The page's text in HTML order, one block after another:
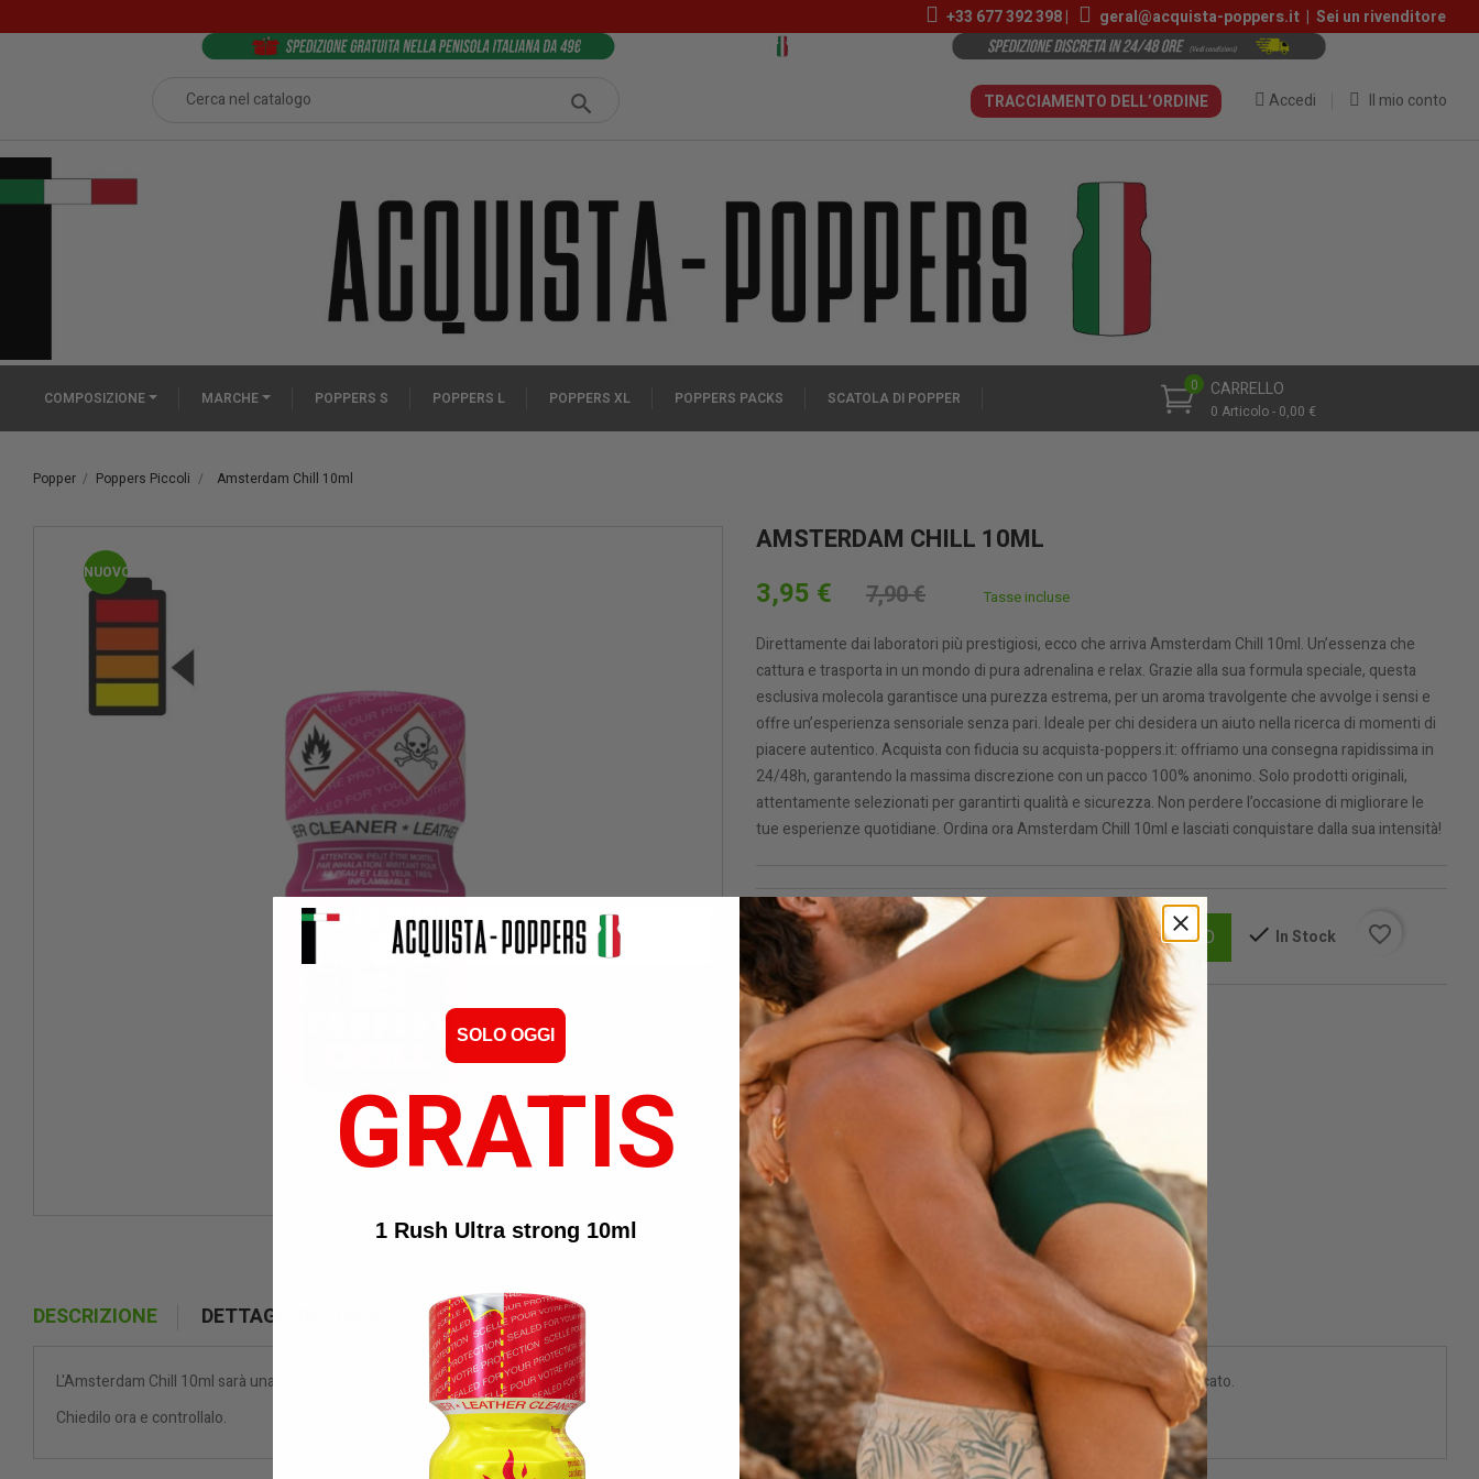
+33 677 392 398 | geral@acquista-poppers.it | Sei un rivenditore
Il mio conto
Accedi
TRACCIAMENTO DELL’ORDINE
CARRELLO
0 Articolo - 0,00 €
0
COMPOSIZIONE MARCHE POPPERS S POPPERS L POPPERS XL POPPERS PACKS SCATOLA DI POPPER
Popper Poppers Piccoli Amsterdam Chill 10ml
NUOVO
AMSTERDAM CHILL 10ML
3,95 € 7,90 € Tasse incluse
Direttamente dai laboratori più prestigiosi, ecco che arriva Amsterdam Chill 10ml. Un’essenza che
cattura e trasporta in un mondo di pura adrenalina e relax. Grazie alla sua formula speciale, questa
esclusiva molecola garantisce una purezza estrema, per un aroma travolgente che avvolge i sensi e
offre un’esperienza sensoriale senza pari. Ideale per chi desidera un aiuto nella ricerca di momenti di
piacere autentico. Acquista con fiducia su acquista-poppers.it: offriamo una consegna rapidissima in
24/48h, garantendo la massima discrezione con un pacco 100% anonimo. Solo prodotti originali,
attentamente selezionati per garantirti qualità e sicurezza. Non perdere l’occasione di migliorare le
tue esperienze quotidiane. Ordina ora Amsterdam Chill 10ml e lasciati conquistare dalla sua intensità!
QUANTITÀ AGGIUNGI AL CARRELLO In Stock favorite_border
CONDIVIDI
DESCRIZIONE DETTAGLI DEL PRODOTTO
L'Amsterdam Chill 10ml sarà una bottiglia che soddisfa tutte le vostre aspettative. Nonostante le sue piccole dimensioni e i suoi forti effetti, è uno dei più durevoli sul mercato.
Chiedilo ora e controllalo.
SOLO OGGI
GRATIS
1 Rush Ultra strong 10ml